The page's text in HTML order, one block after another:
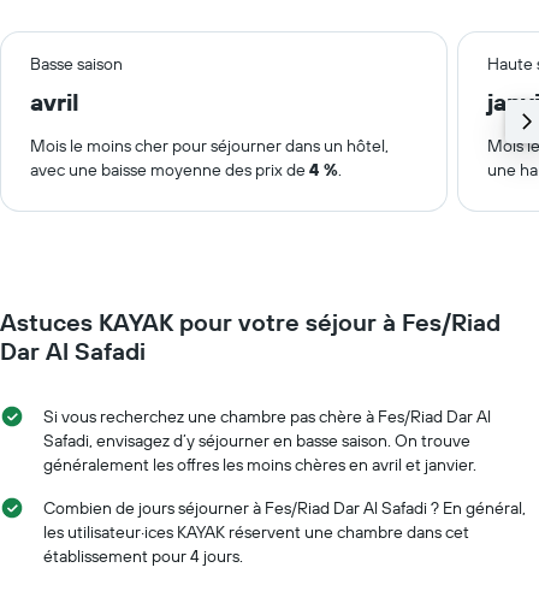
Basse saison Haute
avril
Mois le moins cher pour séjourner dans un hôtel,
avec une baisse moyenne des prix de4 %.
Mois
une
Astuces KAYAK pour votre séjour à Fes/Riad
Dar Al Safadi
Si vous recherchez une chambre pas chère à Fes/Riad Dar Al
Safadi, envisagez d’y séjourner en basse saison. On trouve
généralement les offres les moins chères en avril et janvier.
Combien de jours séjourner à Fes/Riad Dar Al Safadi ? En général,
les utilisateur·ices KAYAK réservent une chambre dans cet
établissement pour 4 jours.